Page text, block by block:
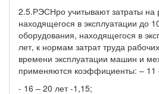
2.5.РЭСНро учитывают затраты на
находящегося в эксплуатации до
оборудования, находящегося в
лет, к нормам затрат труда
времени эксплуатации машин и
применяются коэффициенты: – 11
- 16 – 20 лет -1,15;